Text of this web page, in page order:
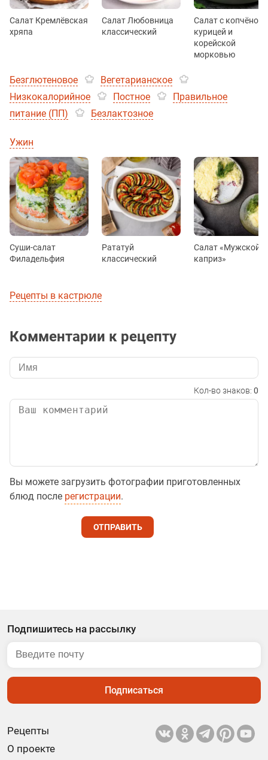
Салат Кремлёвская
хряпа
Салат Любовница
классический
Салат с копчёной
курицей и
корейской
морковью
Безглютеновое
Вегетарианское
Низкокалорийное
Постное
Правильное
питание (ПП)
Безлактозное
Ужин
Суши-салат
Филадельфия
Рататуй
классический
Салат «Мужской
каприз»
Рецепты в кастрюле
Комментарии к рецепту
Кол-во знаков: 0
Вы можете загрузить фотографии приготовленных
блюд после регистрации.
ОТПРАВИТЬ
Рецепты
О проекте
Подпишитесь на рассылку
Подписаться